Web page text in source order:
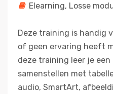
Elearning, Losse
Deze training is handig
of geen ervaring heeft
deze training leer je
samenstellen met
audio, SmartArt,